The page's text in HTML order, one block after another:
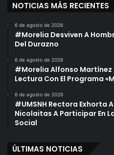
NOTICIAS MÁS RECIENTES
6 de agosto de 2026
#Morelia Desviven A
Del Durazno
6 de agosto de 2026
#Morelia Alfonso Martínez
Lectura Con El Programa
6 de agosto de 2026
#UMSNH Rectora Exhorta
Nicolaitas A Participar En
Social
ÚLTIMAS NOTICIAS